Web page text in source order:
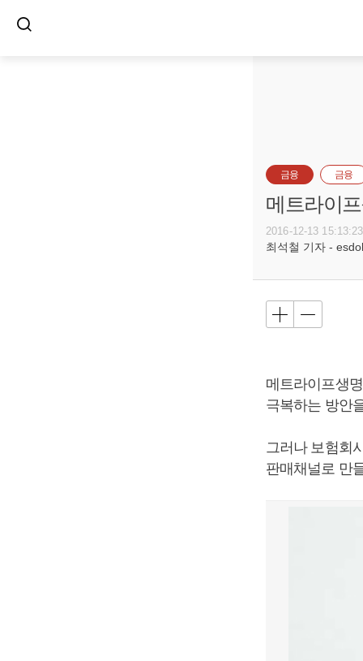
금융 금융
메트라이
2016-12-13 15:13:23
최석철 기자 -
메트라이프생
극복하는 방안
그러나 보험회
판매채널로 만